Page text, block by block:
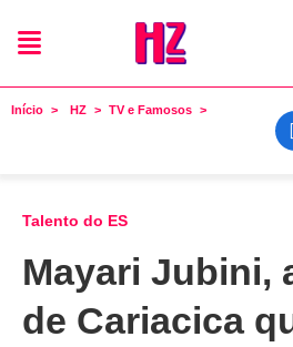
Início HZ TV e Famosos
Talento do ES
Mayari Jubini,
de Cariacica